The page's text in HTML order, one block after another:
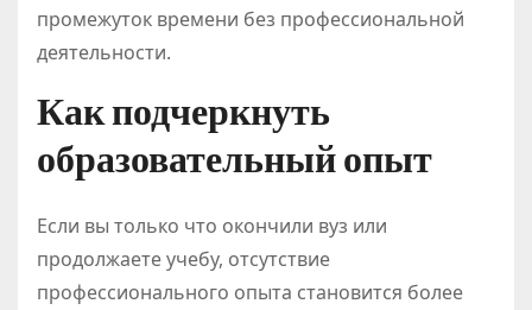
промежуток времени без профессиональной
деятельности.
Как подчеркнуть
образовательный опыт
Если вы только что окончили вуз или
продолжаете учебу, отсутствие
профессионального опыта становится более